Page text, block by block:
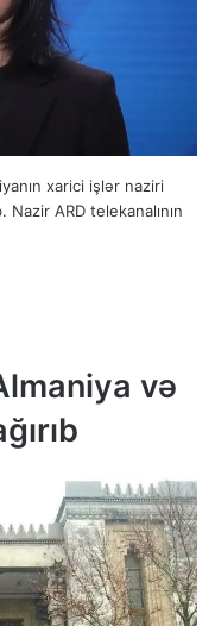
xarici işlər naziri
ARD telekanalının
və